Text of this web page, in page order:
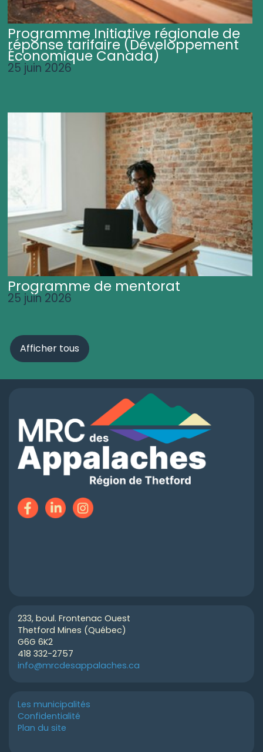
Programme Initiative régionale de
réponse tarifaire (Développement
Économique Canada)
25 juin 2026
Programme de mentorat
25 juin 2026
Afficher tous
233, boul. Frontenac Ouest
Thetford Mines (Québec)
G6G 6K2
418 332-2757
info@mrcdesappalaches.ca
Les municipalités
Confidentialité
Plan du site